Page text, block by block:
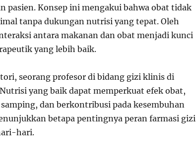
pasien. Konsep ini mengakui bahwa obat tidak
tanpa dukungan nutrisi yang tepat. Oleh
antara makanan dan obat menjadi kunci
yang lebih baik.
seorang profesor di bidang gizi klinis di
yang baik dapat memperkuat efek obat,
dan berkontribusi pada kesembuhan
betapa pentingnya peran farmasi gizi
hari.